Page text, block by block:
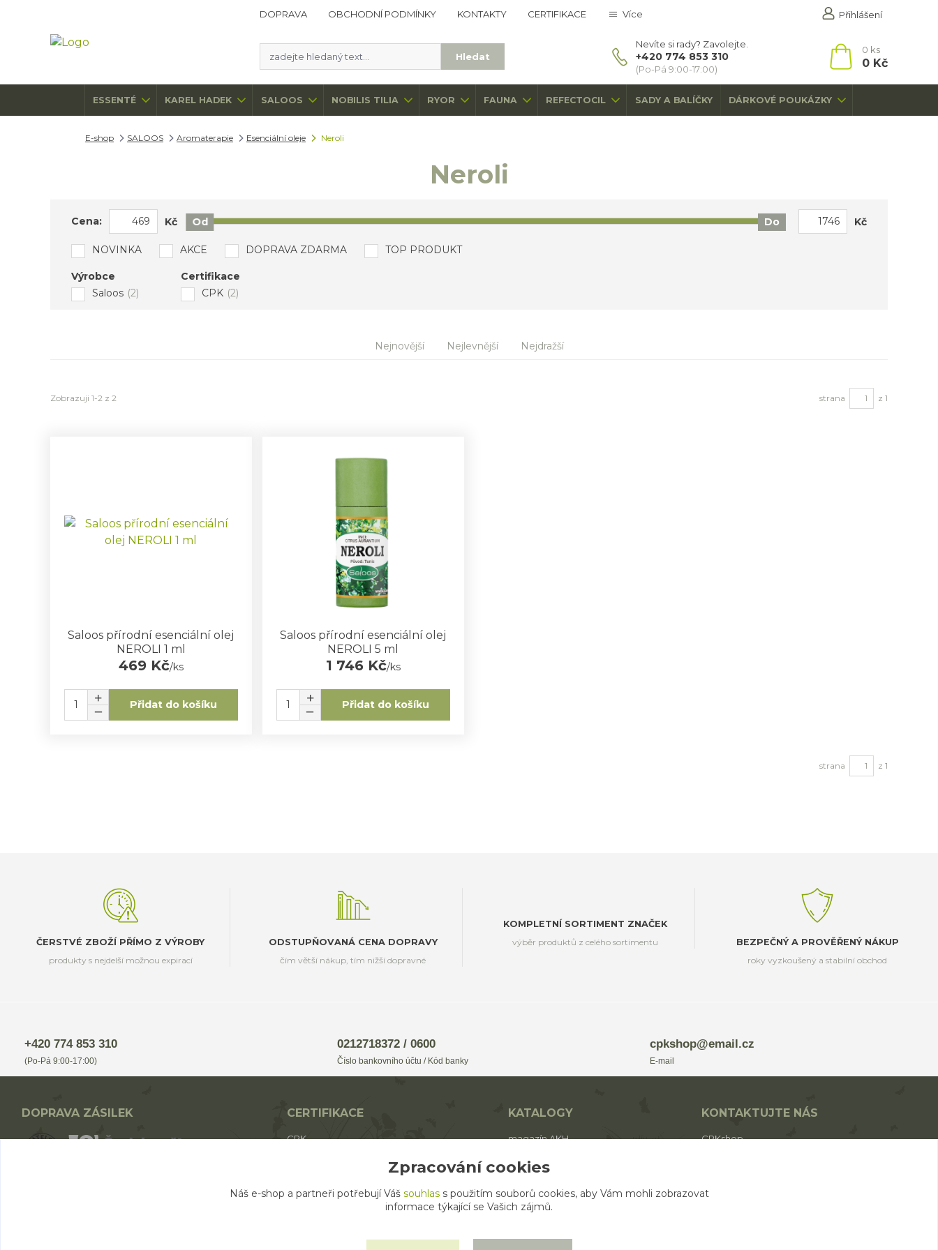
DOPRAVA OBCHODNÍ PODMÍNKY KONTAKTY CERTIFIKACE Více Přihlášení
Hledat
Nevíte si rady? Zavolejte.
+420 774 853 310
(Po-Pá 9:00-17:00)
0 ks
0 Kč
ESSENTÉ KAREL HADEK SALOOS NOBILIS TILIA RYOR FAUNA REFECTOCIL SADY A BALÍČKY DÁRKOVÉ POUKÁZKY
E-shop SALOOS Aromaterapie Esenciální oleje Neroli
Neroli
Cena: Kč Od Do Kč
NOVINKA AKCE DOPRAVA ZDARMA TOP PRODUKT
Výrobce
Saloos (2)
Certifikace
CPK (2)
Nejnovější Nejlevnější Nejdražší
Zobrazuji 1-2 z 2 strana z 1
Saloos přírodní esenciální olej
NEROLI 1 ml
469 Kč/ks
Přidat do košíku
Saloos přírodní esenciální olej
NEROLI 5 ml
1 746 Kč/ks
Přidat do košíku
strana z 1
ČERSTVÉ ZBOŽÍ PŘÍMO Z VÝROBY
produkty s nejdelší možnou expirací
ODSTUPŇOVANÁ CENA DOPRAVY
čím větší nákup, tím nižší dopravné
KOMPLETNÍ SORTIMENT ZNAČEK
výběr produktů z celého sortimentu
BEZPEČNÝ A PROVĚŘENÝ NÁKUP
roky vyzkoušený a stabilní obchod
+420 774 853 310
(Po-Pá 9:00-17:00)
0212718372 / 0600
Číslo bankovního účtu / Kód banky
cpkshop@email.cz
E-mail
DOPRAVA ZÁSILEK CERTIFIKACE
CPK
BIO produkt ECO zemědělství
KATALOGY
magazín AKH
katalog AKH
katalog SALOOS
KONTAKTUJTE NÁS
CPKshop
Zpracování cookies
Náš e-shop a partneři potřebují Váš souhlass použitím souborů cookies, aby Vám mohli zobrazovat
informace týkající se Vašich zájmů.